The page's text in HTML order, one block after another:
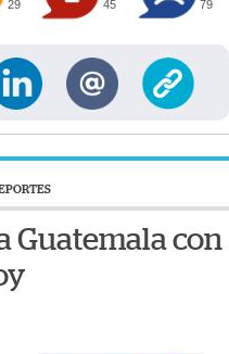
29 45 79
Guatemala con